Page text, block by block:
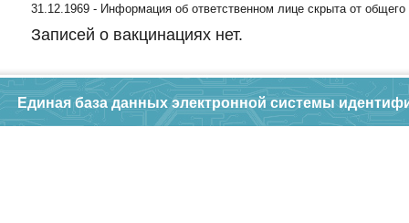
31.12.1969 - Информация об ответственном лице скрыта от общего
Записей о вакцинациях нет.
Единая база данных электронной системы